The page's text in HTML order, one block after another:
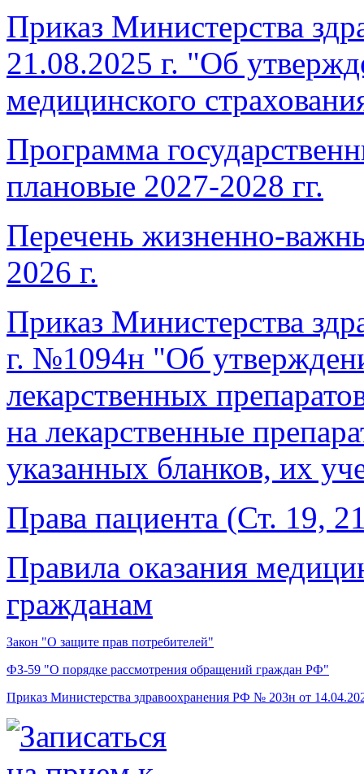
Приказ Министерства
21.08.2025 г. "Об
медицинского
Программа
плановые 2027-2028 гг.
Перечень жизненно-
2026 г.
Приказ Министерства
г. №1094н "Об
лекарственных
на лекарственные
указанных бланков, их
Права пациента (Ст. 19,
Правила оказания
гражданам
Закон "О защите прав потребителей"
ФЗ-59 "О порядке рассмотрения обращений граждан РФ"
Приказ Министерства здравоохранения РФ № 203н от